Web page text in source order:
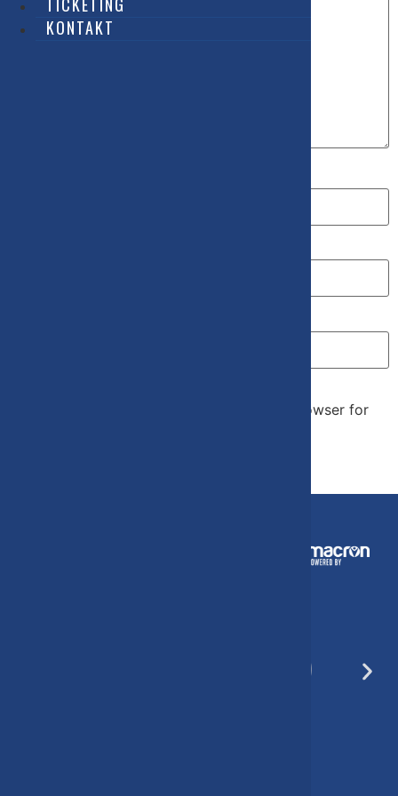
Save my name, email, and website in this browser for
KONTAKT